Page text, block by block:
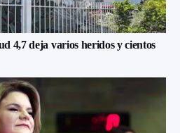
4,7 deja varios heridos y cientos